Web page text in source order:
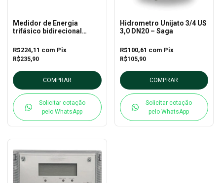
Medidor de Energia
trifásico bidirecional
R$235,90
R$224,11 com Pix
COMPRAR
Solicitar cotação
pelo WhatsApp
Hidrometro Unijato 3/4 US
3,0 DN20 – Saga
R$105,90
R$100,61 com Pix
COMPRAR
Solicitar cotação
pelo WhatsApp